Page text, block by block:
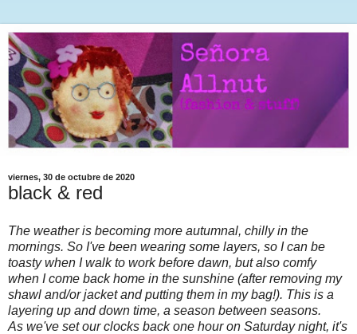
viernes, 30 de octubre de 2020
black & red
The weather is becoming more autumnal, chilly in the
mornings. So I've been wearing some layers, so I can be
toasty when I walk to work before dawn, but also comfy
when I come back home in the sunshine (after removing my
shawl and/or jacket and putting them in my bag!). This is a
layering up and down time, a season between seasons.
As we've set our clocks back one hour on Saturday night, it's